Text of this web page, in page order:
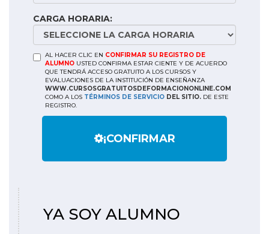
CARGA HORARIA:
AL HACER CLIC EN CONFIRMAR SU REGISTRO DE
ALUMNO USTED CONFIRMA ESTAR CIENTE Y DE ACUERDO
QUE TENDRÁ ACCESO GRATUITO A LOS CURSOS Y
EVALUACIONES DE LA INSTITUCIÓN DE ENSEÑANZA
WWW.CURSOSGRATUITOSDEFORMACIONONLINE.COM
COMO A LOS TÉRMINOS DE SERVICIO DEL SITIO. DE ESTE
REGISTRO.
¡CONFIRMAR
YA SOY ALUMNO